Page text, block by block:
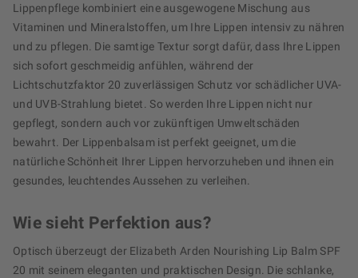
Lippenpflege kombiniert eine ausgewogene Mischung aus
Vitaminen und Mineralstoffen, um Ihre Lippen intensiv zu nähren
und zu pflegen. Die samtige Textur sorgt dafür, dass Ihre Lippen
sich sofort geschmeidig anfühlen, während der
Lichtschutzfaktor 20 zuverlässigen Schutz vor schädlicher UVA-
und UVB-Strahlung bietet. So werden Ihre Lippen nicht nur
gepflegt, sondern auch vor zukünftigen Umweltschäden
bewahrt. Der Lippenbalsam ist perfekt geeignet, um die
natürliche Schönheit Ihrer Lippen hervorzuheben und ihnen ein
gesundes, leuchtendes Aussehen zu verleihen.
Wie sieht Perfektion aus?
Optisch überzeugt der Elizabeth Arden Nourishing Lip Balm SPF
20 mit seinem eleganten und praktischen Design. Die schlanke,